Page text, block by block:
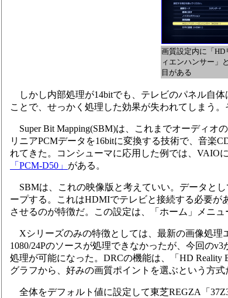
画質設定内に「HD
ィエンハンサー」
目がある
しかし内部処理が14bitでも、テレビのパネル自
ことで、せっかく処理した効果が失われてしまう。
Super Bit Mapping(SBM)は、これまでオーディオ
リニアPCMデータを16bitに変換する技術で、音楽
れてきた。コンシューマに応用した例では、VAIO
「PCM-D50」 がある。
SBMは、これの映像版と考えていい。データと
ープする。これはHDMIでテレビと接続する必要
させるのが特徴だ。この設定は、「ホーム」メニ
Xシリーズのみの特徴としては、最新の画像処理
1080/24Pのソースが処理できなかったが、今回の
処理が可能になった。DRCの機能は、「HD
グラフから、好みの画質ポイントを選ぶという方式
全体をデフォルト値に設定して東芝REGZA「